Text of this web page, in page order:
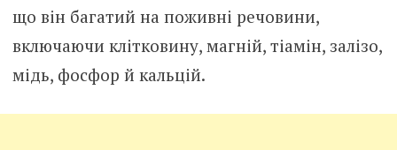
що він багатий на поживні речовини,
включаючи клітковину, магній, тіамін, залізо,
мідь, фосфор й кальцій.